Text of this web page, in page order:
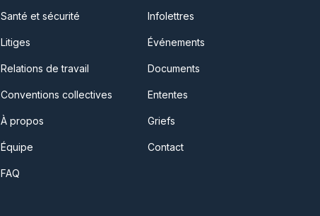
Santé et sécurité
Litiges
Relations de travail
Conventions collectives
À propos
Équipe
FAQ
Infolettres
Événements
Documents
Ententes
Griefs
Contact